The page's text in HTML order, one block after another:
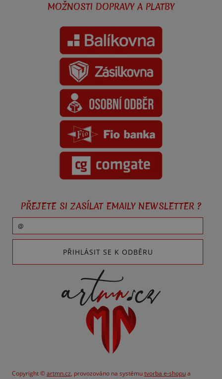
MOŽNOSTI DOPRAVY A PLATBY
PŘEJETE SI ZASÍLAT EMAILY NEWSLETTER ?
Copyright ©artmn.cz, provozováno na systémutvorba e-shopua